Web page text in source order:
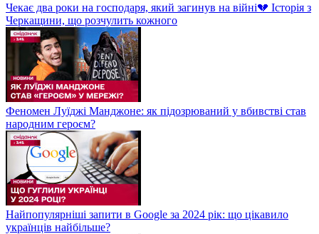
Чекає два роки на господаря, який загинув на війні💔 Історія з
Черкащини, що розчулить кожного
Феномен Луїджі Манджоне: як підозрюваний у вбивстві став
народним героєм?
Найпопулярніші запити в Google за 2024 рік: що цікавило
українців найбільше?